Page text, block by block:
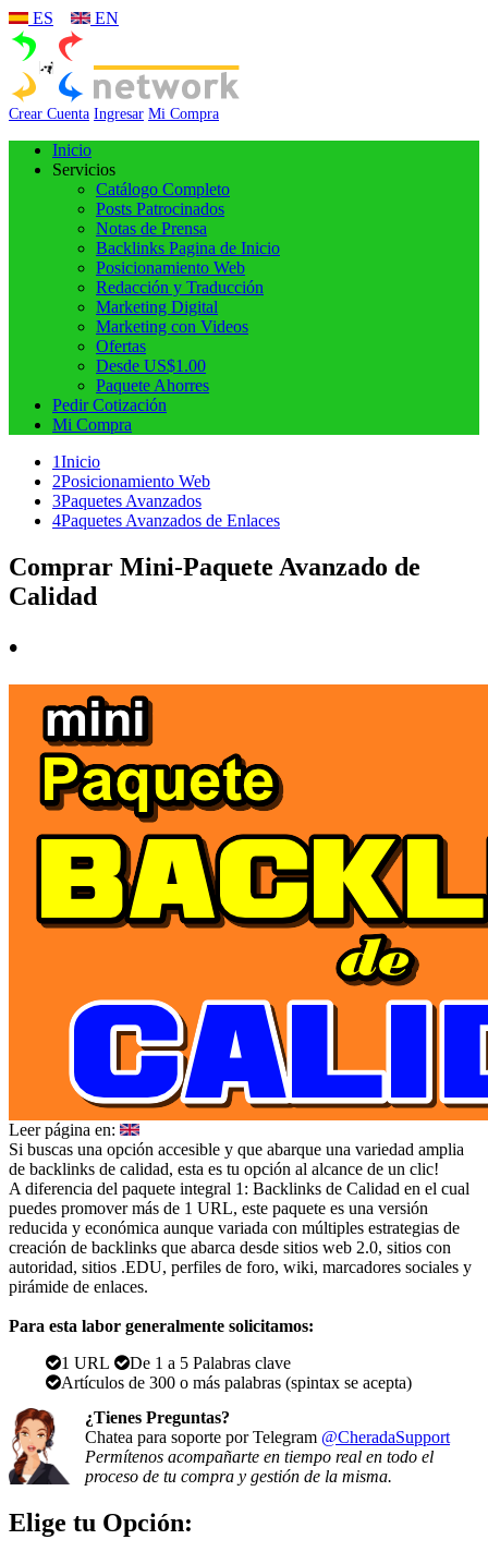
ES EN
Crear Cuenta Ingresar Mi Compra
Inicio
Servicios
Catálogo Completo
Posts Patrocinados
Notas de Prensa
Backlinks Pagina de Inicio
Posicionamiento Web
Redacción y Traducción
Marketing Digital
Marketing con Videos
Ofertas
Desde US$1.00
Paquete Ahorres
Pedir Cotización
Mi Compra
1Inicio
2Posicionamiento Web
3Paquetes Avanzados
4Paquetes Avanzados de Enlaces
Comprar Mini-Paquete Avanzado de
Calidad
•
Leer página en:
Si buscas una opción accesible y que abarque una variedad amplia
de backlinks de calidad, esta es tu opción al alcance de un clic!
A diferencia del paquete integral 1: Backlinks de Calidad en el cual
puedes promover más de 1 URL, este paquete es una versión
reducida y económica aunque variada con múltiples estrategias de
creación de backlinks que abarca desde sitios web 2.0, sitios con
autoridad, sitios .EDU, perfiles de foro, wiki, marcadores sociales y
pirámide de enlaces.
Para esta labor generalmente solicitamos:
1 URL
De 1 a 5 Palabras clave
Artículos de 300 o más palabras (spintax se acepta)
¿Tienes Preguntas?
Chatea para soporte por Telegram @CheradaSupport
Permítenos acompañarte en tiempo real en todo el
proceso de tu compra y gestión de la misma.
Elige tu Opción: